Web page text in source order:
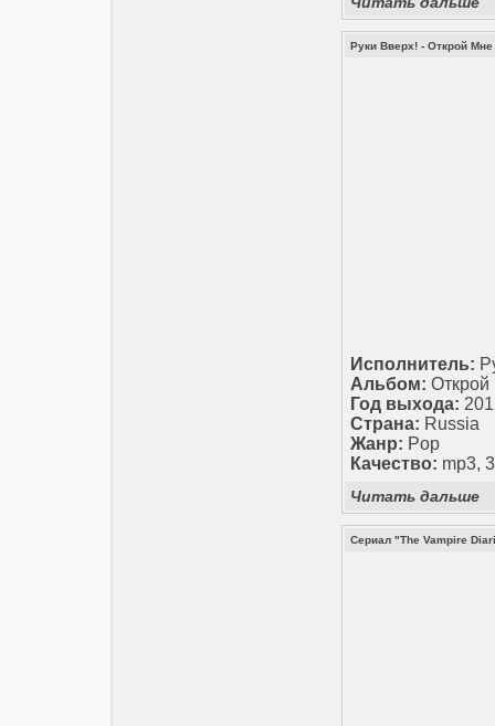
Руки Вверх! - Открой Мне
Исполнитель:
Альбом:
Год выхода:
Страна: Russia
Жанр: Pop
Качество: mp3,
Читать дальше
Сериал "The Vampire